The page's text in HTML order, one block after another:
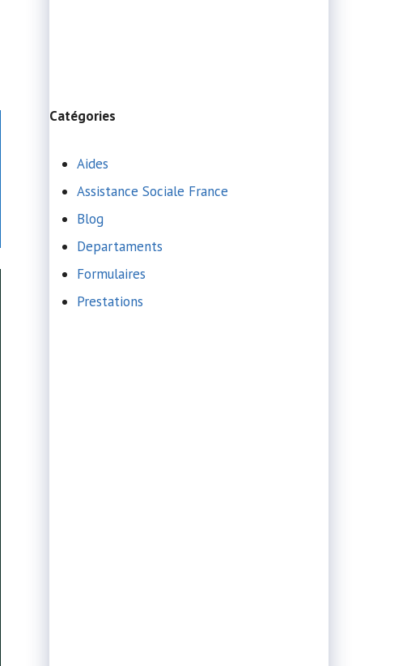
Catégories
Aides
Assistance Sociale France
Blog
Departaments
Formulaires
Prestations